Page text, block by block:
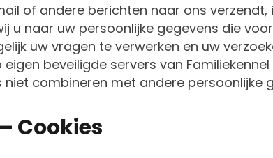
of andere berichten naar ons
u naar uw persoonlijke gegevens die
uw vragen te verwerken en uw
beveiligde servers van
niet combineren met andere persoonlijke
Cookies